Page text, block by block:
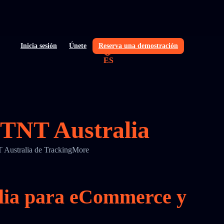
Inicia sesión Únete Reserva una demostración
ES
Australia
Australia de TrackingMore
para eCommerce y